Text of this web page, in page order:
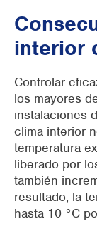
interior
Controlar
los mayores
instalaciones
clima interior
temperatura
liberado por
también
resultado, la
hasta 10 °C